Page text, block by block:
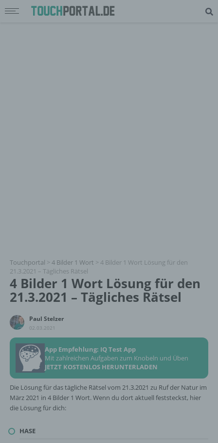
Touchportal > 4 Bilder 1 Wort > 4 Bilder 1 Wort Lösung für den
21.3.2021 – Tägliches Rätsel
4 Bilder 1 Wort Lösung für den
21.3.2021 – Tägliches Rätsel
Paul Stelzer
02.03.2021
App Empfehlung: IQ Test App
Mit zahlreichen Aufgaben zum Knobeln und Üben
JETZT KOSTENLOS HERUNTERLADEN
Die Lösung für das tägliche Rätsel vom 21.3.2021 zu Ruf der Natur im
März 2021 in 4 Bilder 1 Wort. Wenn du dort aktuell feststeckst, hier
die Lösung für dich:
HASE